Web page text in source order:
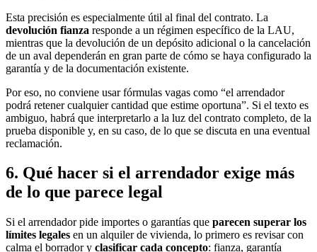
Esta precisión es especialmente útil al final del contrato. La
devolución fianza responde a un régimen específico de la LAU,
mientras que la devolución de un depósito adicional o la cancelación
de un aval dependerán en gran parte de cómo se haya configurado la
garantía y de la documentación existente.
Por eso, no conviene usar fórmulas vagas como “el arrendador
podrá retener cualquier cantidad que estime oportuna”. Si el texto es
ambiguo, habrá que interpretarlo a la luz del contrato completo, de la
prueba disponible y, en su caso, de lo que se discuta en una eventual
reclamación.
6. Qué hacer si el arrendador exige más
de lo que parece legal
Si el arrendador pide importes o garantías que parecen superar los
límites legales en un alquiler de vivienda, lo primero es revisar con
calma el borrador y clasificar cada concepto: fianza, garantía